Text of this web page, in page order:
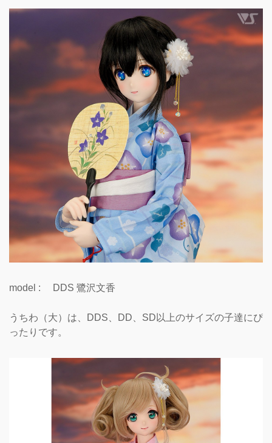
model : DDS 鷺沢文香
うちわ（大）は、DDS、DD、SD以上のサイズの子達にぴ
ったりです。